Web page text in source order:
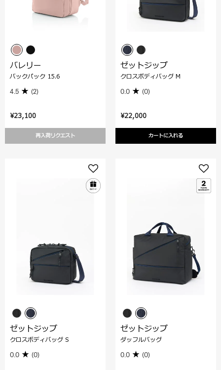
¥23,100
再入荷リクエスト
バレリー
バックパック 15.6
4.5 (2)
¥22,000
カートに入れる
ゼットジップ
クロスボディバッグ M
0.0 (0)
ゼットジップ
クロスボディバッグ S
0.0 (0)
ゼットジップ
ダッフルバッグ
0.0 (0)